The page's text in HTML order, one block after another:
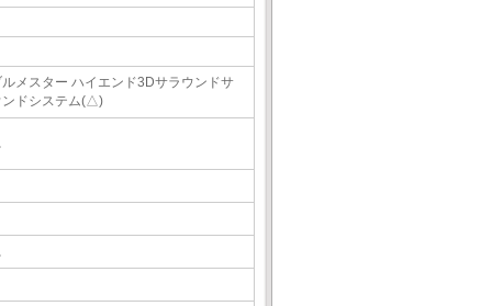
メスター ハイエンド3Dサラウンドサ
ンドシステム(△)